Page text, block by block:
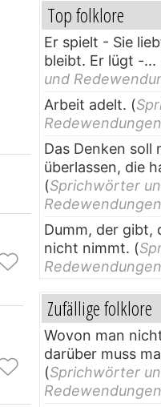
Top folklore
Er spielt - Sie
bleibt. Er lügt -...
und
Arbeit adelt. (
Redewendungen
Das Denken soll
überlassen, die
(Sprichwörter
Redewendungen
Dumm, der gibt,
nicht nimmt. (
Redewendungen
Zufällige folklore
Wovon man
darüber muss
(Sprichwörter
Redewendungen